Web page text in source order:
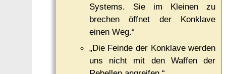
Systems. Sie im Kleinen zu
brechen öffnet der Konklave
einen Weg.“
„Die Feinde der Konklave werden
uns nicht mit den Waffen der